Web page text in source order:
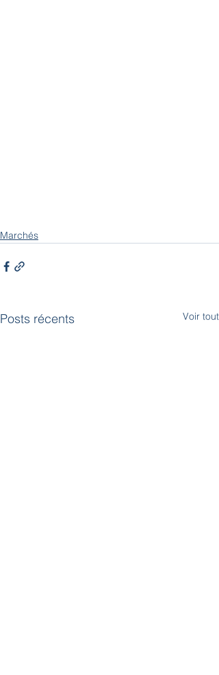
Marchés
Posts récents Voir tout